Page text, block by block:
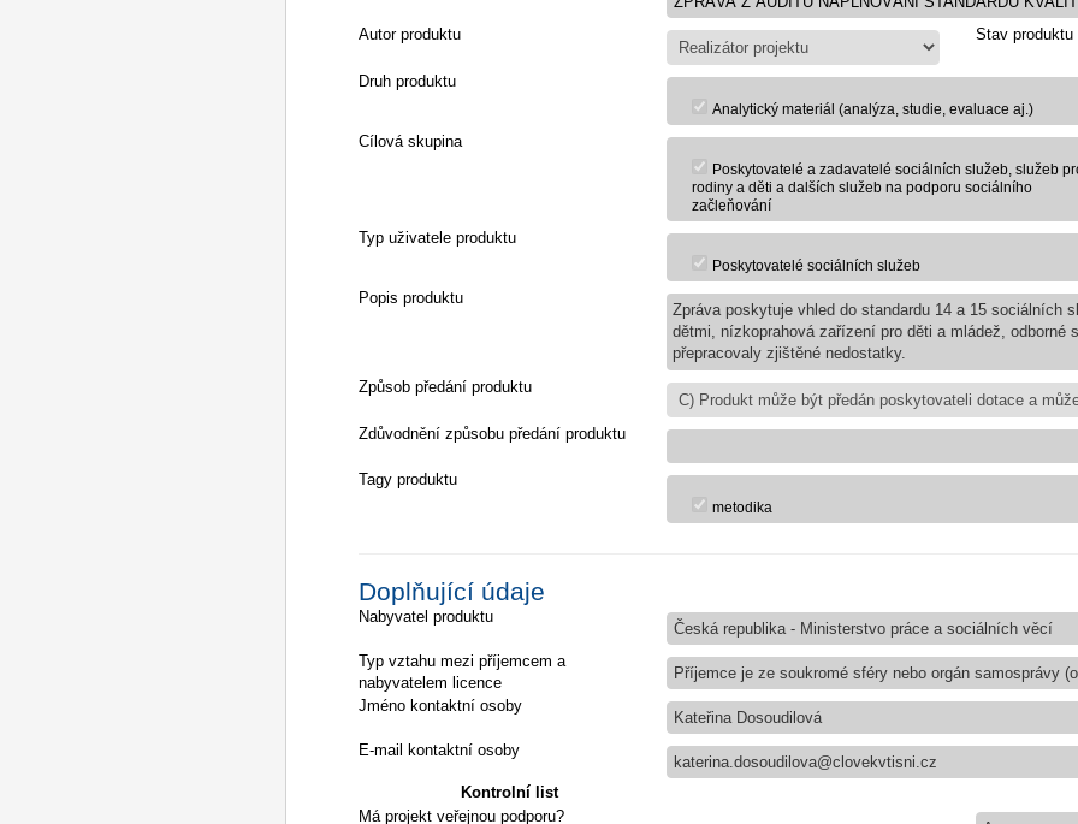
Autor produktu Stav produktu
Druh produktu
Analytický materiál (analýza, studie, evaluace aj.)
Cílová skupina
Poskytovatelé a zadavatelé sociálních služeb, služeb
rodiny a děti a dalších služeb na podporu sociálního
začleňování
Typ uživatele produktu
Poskytovatelé sociálních služeb
Popis produktu
Zpráva poskytuje vhled do standardu 14 a 15 sociálních
dětmi, nízkoprahová zařízení pro děti a mládež,
přepracovaly zjištěné nedostatky.
Způsob předání produktu
Zdůvodnění způsobu předání produktu
Tagy produktu
metodika
Doplňující údaje
Nabyvatel produktu
Česká republika - Ministerstvo práce a sociálních věcí
Typ vztahu mezi příjemcem a
nabyvatelem licence
Příjemce je ze soukromé sféry nebo orgán samosprávy
Jméno kontaktní osoby
Kateřina Dosoudilová
E-mail kontaktní osoby
katerina.dosoudilova@clovekvtisni.cz
Kontrolní list
Má projekt veřejnou podporu?